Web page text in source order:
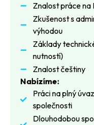
Znalost práce na
Zkušenost s
výhodou
Základy
nutností)
Znalost češtiny
Nabízíme:
Práci na plný
společnosti
Dlouhodobou